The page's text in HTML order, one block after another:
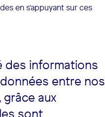
en s'appuyant sur ces
des informations
entre nos
aux
sont